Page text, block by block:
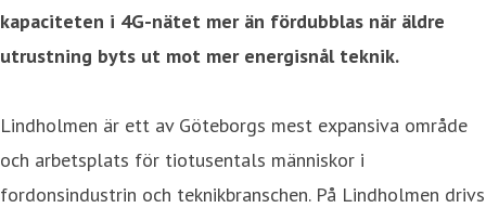
kapaciteten i 4G-nätet mer än fördubblas när äldre
utrustning byts ut mot mer energisnål teknik.
Lindholmen är ett av Göteborgs mest expansiva område
och arbetsplats för tiotusentals människor i
fordonsindustrin och teknikbranschen. På Lindholmen drivs